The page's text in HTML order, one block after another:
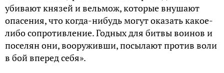
убивают князей и вельмож, которые внушают
опасения, что когда-нибудь могут оказать какое-
либо сопротивление. Годных для битвы воинов и
поселян они, вооруживши, посылают против воли
в бой вперед себя».